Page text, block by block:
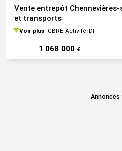
Vente entrepôt
et transports
Voir plus CBRE Activité IDF
1 068 000 €
Annonces